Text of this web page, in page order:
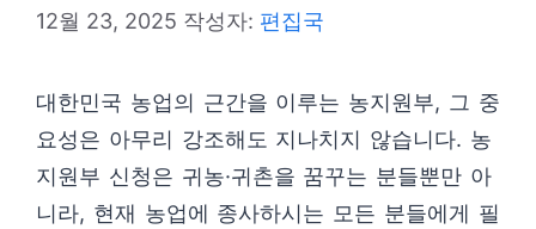
12월 23, 2025 작성자: 편집국
대한민국 농업의 근간을 이루는 농지원부, 그 중
요성은 아무리 강조해도 지나치지 않습니다. 농
지원부 신청은 귀농·귀촌을 꿈꾸는 분들뿐만 아
니라, 현재 농업에 종사하시는 모든 분들에게 필